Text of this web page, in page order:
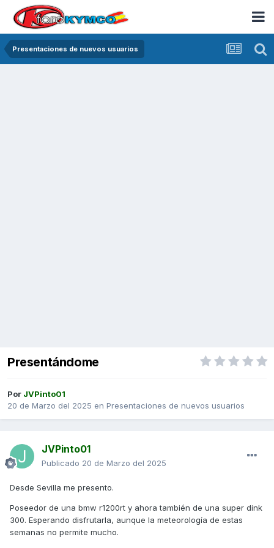
Presentaciones de nuevos usuarios
Presentándome
Por JVPinto01
20 de Marzo del 2025 en Presentaciones de nuevos usuarios
JVPinto01
Publicado 20 de Marzo del 2025
Desde Sevilla me presento.
Poseedor de una bmw r1200rt y ahora también de una super dink
300. Esperando disfrutarla, aunque la meteorología de estas
semanas no permite mucho.